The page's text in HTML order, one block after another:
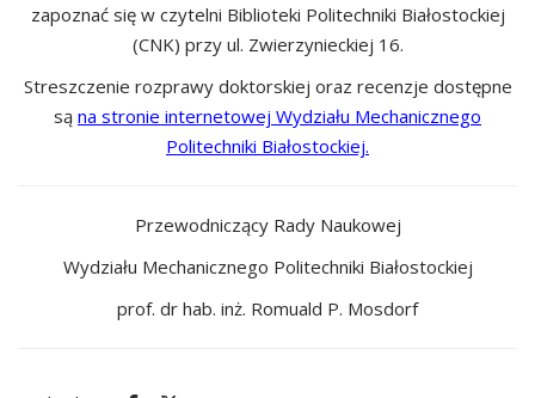
zapoznać się w czytelni Biblioteki Politechniki Białostockiej
(CNK) przy ul. Zwierzynieckiej 16.
Streszczenie rozprawy doktorskiej oraz recenzje dostępne
są na stronie internetowej Wydziału Mechanicznego
Politechniki Białostockiej.
Przewodniczący Rady Naukowej
Wydziału Mechanicznego Politechniki Białostockiej
prof. dr hab. inż. Romuald P. Mosdorf